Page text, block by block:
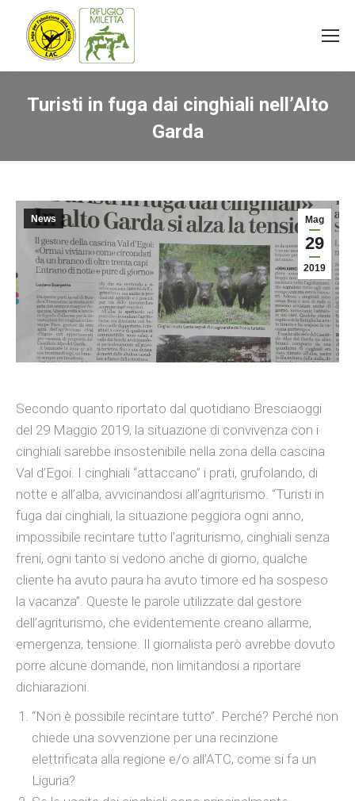
Turisti in fuga dai cinghiali nell’Alto
Garda
Mag
29
2019
News
Secondo quanto riportato dal quotidiano Bresciaoggi
del 29 Maggio 2019, la situazione di convivenza con i
cinghiali sarebbe insostenibile nella zona della cascina
Val d’Egoi. I cinghiali “attaccano” i prati, grufolando, di
notte e all’alba, avvicinandosi all’agriturismo. “Turisti in
fuga dai cinghiali, la situazione peggiora ogni anno,
impossibile recintare tutto l’agriturismo, cinghiali senza
freni, ogni tanto si vedono anche di giorno, qualche
cliente ha avuto paura ha avuto timore ed ha sospeso
la vacanza”. Queste le parole utilizzate dal gestore
dell’agriturismo, che evidentemente creano allarme,
emergenza, tensione. Il giornalista però avrebbe dovuto
porre alcune domande, non limitandosi a riportare
dichiarazioni.
“Non è possibile recintare tutto”. Perché? Perché non
chiede una sovvenzione per una recinzione
elettrificata alla regione e/o all’ATC, come si fa un
Liguria?